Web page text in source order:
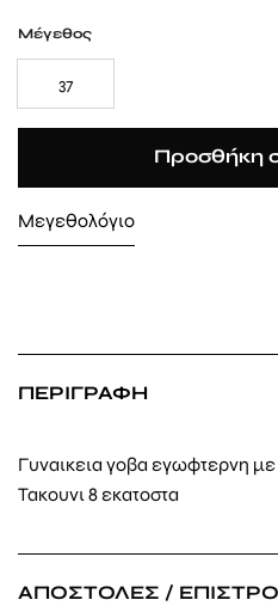
Μέγεθος
37
Προσθήκη
Μεγεθολόγιο
ΠΕΡΙΓΡΑΦΉ
Γυναικεια γοβα εγωφτερνη
Τακουνι 8 εκατοστα
ΑΠΟΣΤΟΛΈΣ /